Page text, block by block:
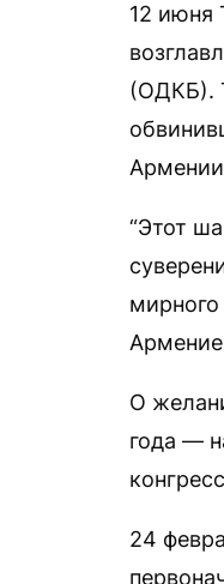
12 июня
(ОДКБ).
“Этот
О
года —
24